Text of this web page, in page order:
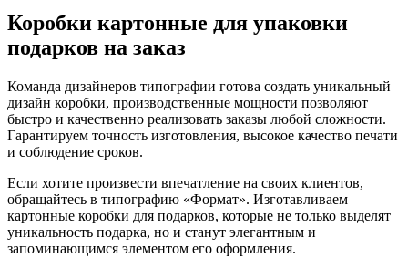
Коробки картонные для упаковки
подарков на заказ
Команда дизайнеров типографии готова создать уникальный
дизайн коробки, производственные мощности позволяют
быстро и качественно реализовать заказы любой сложности.
Гарантируем точность изготовления, высокое качество печати
и соблюдение сроков.
Если хотите произвести впечатление на своих клиентов,
обращайтесь в типографию «Формат». Изготавливаем
картонные коробки для подарков, которые не только выделят
уникальность подарка, но и станут элегантным и
запоминающимся элементом его оформления.